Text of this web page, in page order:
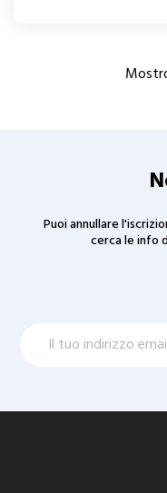
Puoi annullare
cerca le info